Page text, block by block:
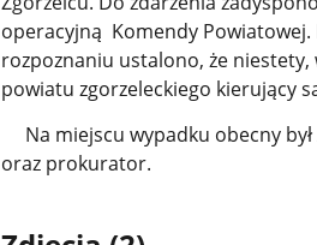
operacyjną Komendy
rozpoznaniu ustalono, że niestety,
powiatu zgorzeleckiego kierujący
Na miejscu wypadku obecny
oraz prokurator.